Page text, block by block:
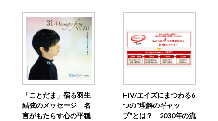
「ことだま」宿る羽生
結弦のメッセージ 名
言がもたらす心の平穏
HIV/エイズにまつわる6
つの“理解のギャッ
プ”とは？ 2030年の流